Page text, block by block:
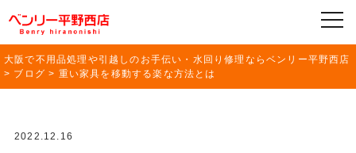
大阪で不用品処理や引越しのお手伝い・水回り修理ならベンリー平野西店
> ブログ > 重い家具を移動する楽な方法とは
2022.12.16